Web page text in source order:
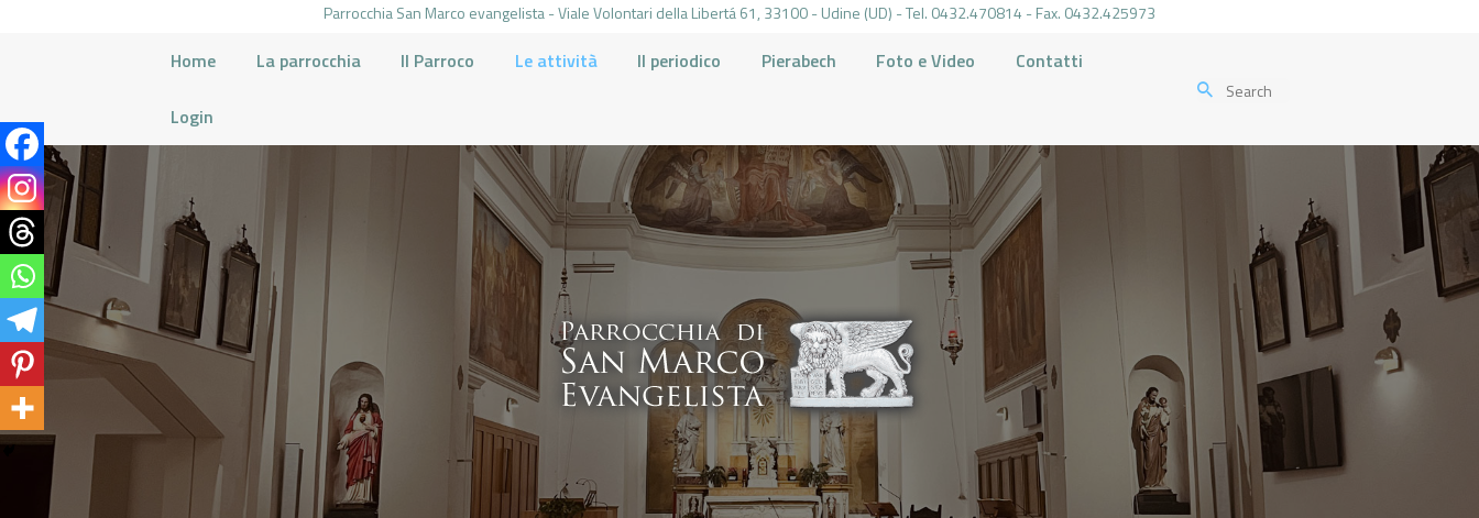
Parrocchia San Marco evangelista - Viale Volontari della Libertá 61, 33100 - Udine (UD) - Tel. 0432.470814 - Fax. 0432.425973
Home La parrocchia Il Parroco Le attività Il periodico Pierabech Foto e Video Contatti
Login
HOME
LA PARROCCHIA
IL PARROCO
LE ATTIVITÀ
IL PERIODICO
PIERABECH
FOTO E VIDEO